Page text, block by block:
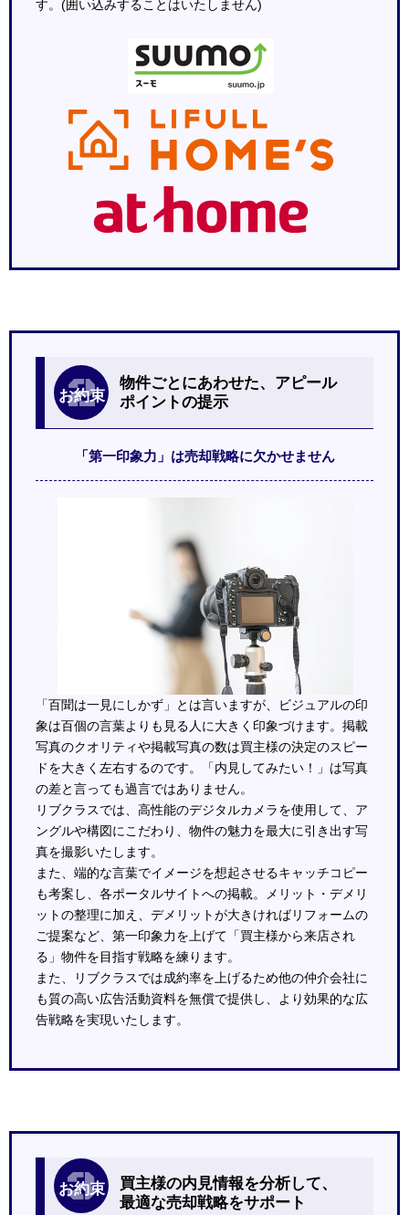
す。(囲い込みすることはいたしません)
お約束
2
物件ごとにあわせた、アピール
ポイントの提示
「第一印象力」は売却戦略に欠かせません
「百聞は一見にしかず」とは言いますが、ビジュアルの印
象は百個の言葉よりも見る人に大きく印象づけます。掲載
写真のクオリティや掲載写真の数は買主様の決定のスピー
ドを大きく左右するのです。「内見してみたい！」は写真
の差と言っても過言ではありません。
リブクラスでは、高性能のデジタルカメラを使用して、ア
ングルや構図にこだわり、物件の魅力を最大に引き出す写
真を撮影いたします。
また、端的な言葉でイメージを想起させるキャッチコピー
も考案し、各ポータルサイトへの掲載。メリット・デメリ
ットの整理に加え、デメリットが大きければリフォームの
ご提案など、第一印象力を上げて「買主様から来店され
る」物件を目指す戦略を練ります。
また、リブクラスでは成約率を上げるため他の仲介会社に
も質の高い広告活動資料を無償で提供し、より効果的な広
告戦略を実現いたします。
お約束
3
買主様の内見情報を分析して、
最適な売却戦略をサポート